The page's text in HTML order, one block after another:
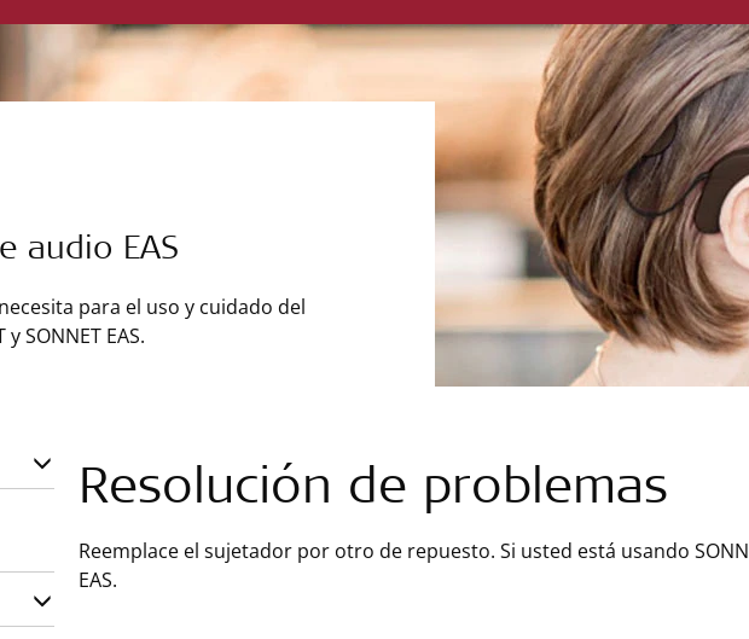
audio EAS
para el uso y cuidado del
SONNET EAS.
Resolución de problemas
Reemplace el sujetador por otro de repuesto. Si usted está usando
EAS.